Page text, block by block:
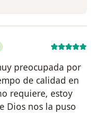
preocupada por
de calidad en
requiere, estoy
Dios nos la puso